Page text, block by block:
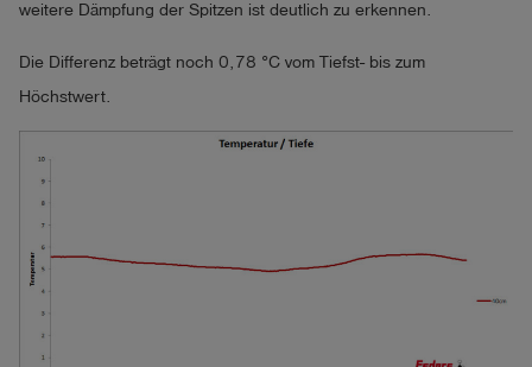
weitere Dämpfung der Spitzen ist deutlich zu erkennen.
Die Differenz beträgt noch 0,78 °C vom Tiefst- bis zum
Höchstwert.